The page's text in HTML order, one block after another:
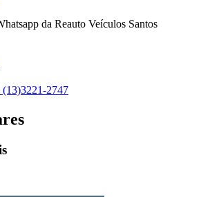
da Reauto Veículos Santos
(13)3221-2747